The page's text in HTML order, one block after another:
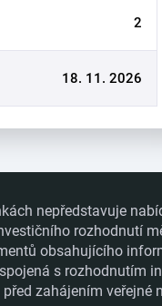
2
18. 11. 2026
nepředstavuje
rozhodnutí
obsahujícího
s rozhodnutím
zahájením